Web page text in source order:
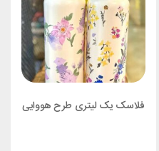
فلاسک یک لیتری طرح هووایی